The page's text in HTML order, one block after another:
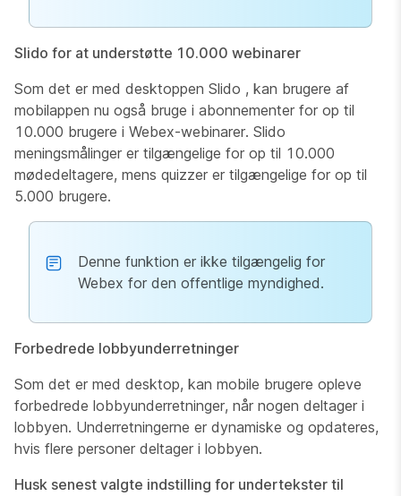
Slido for at understøtte 10.000 webinarer
Som det er med desktoppen Slido , kan brugere af
mobilappen nu også bruge i abonnementer for op til
10.000 brugere i Webex-webinarer. Slido
meningsmålinger er tilgængelige for op til 10.000
mødedeltagere, mens quizzer er tilgængelige for op til
5.000 brugere.
Denne funktion er ikke tilgængelig for
Webex for den offentlige myndighed.
Forbedrede lobbyunderretninger
Som det er med desktop, kan mobile brugere opleve
forbedrede lobbyunderretninger, når nogen deltager i
lobbyen. Underretningerne er dynamiske og opdateres,
hvis flere personer deltager i lobbyen.
Husk senest valgte indstilling for undertekster til